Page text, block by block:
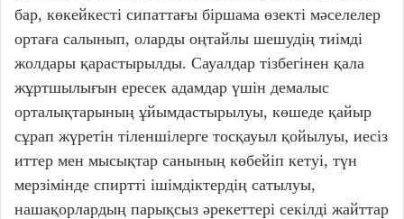
бар, көкейкесті сипаттағы біршама өзекті мәселелер
ортаға салынып, оларды оңтайлы шешудің тиімді
жолдары қарастырылды. Сауалдар тізбегінен қала
жұртшылығын ересек адамдар үшін демалыс
орталықтарының ұйымдастырылуы, көшеде қайыр
сұрап жүретін тіленшілерге тосқауыл қойылуы, иесіз
иттер мен мысықтар санының көбейіп кетуі, түн
мерзімінде спиртті ішімдіктердің сатылуы,
нашақорлардың парықсыз әрекеттері секілді жайттар